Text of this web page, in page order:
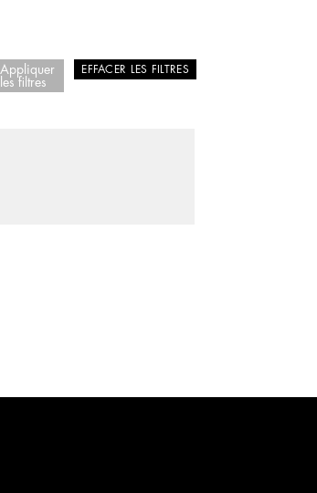
EFFACER LES FILTRES
Appliquer
les filtres